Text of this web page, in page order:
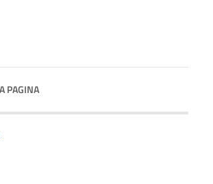
PAGINA